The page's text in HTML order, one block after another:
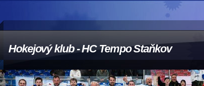
Hokejový klub - HC Tempo Staňkov